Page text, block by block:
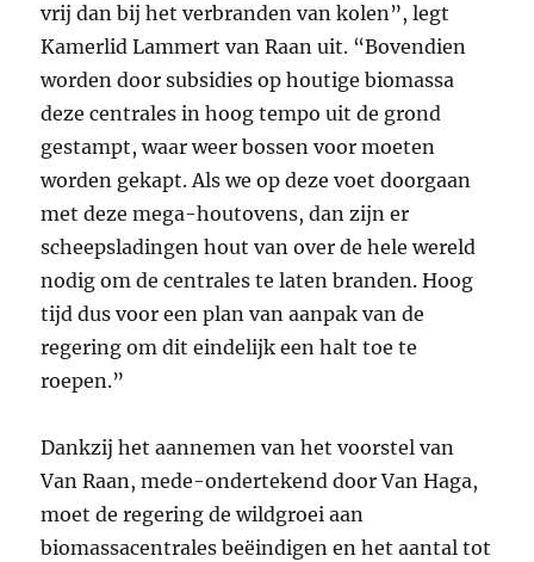
vrij dan bij het verbranden van kolen”, legt
Kamerlid Lammert van Raan uit. “Bovendien
worden door subsidies op houtige biomassa
deze centrales in hoog tempo uit de grond
gestampt, waar weer bossen voor moeten
worden gekapt. Als we op deze voet doorgaan
met deze mega-houtovens, dan zijn er
scheepsladingen hout van over de hele wereld
nodig om de centrales te laten branden. Hoog
tijd dus voor een plan van aanpak van de
regering om dit eindelijk een halt toe te
roepen.”
Dankzij het aannemen van het voorstel van
Van Raan, mede-ondertekend door Van Haga,
moet de regering de wildgroei aan
biomassacentrales beëindigen en het aantal tot